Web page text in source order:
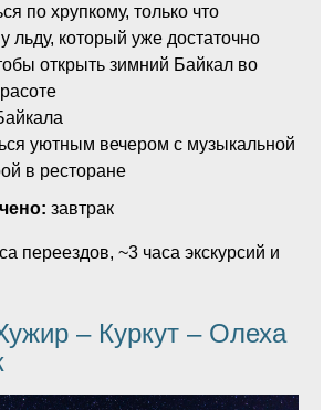
по хрупкому, только что
льду, который уже достаточно
открыть зимний Байкал во
уютным вечером с музыкальной
в ресторане
завтрак
переездов, ~3 часа экскурсий и
– Куркут – Олеха